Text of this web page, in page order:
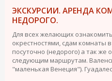
ЭКСКУРСИИ. АРЕНДА
НЕДОРОГО.
Для всех желающих
окрестностями, сдам комнаты
посуточно (недорого) а так же
следующим маршрутам.
"маленькая Венеция").